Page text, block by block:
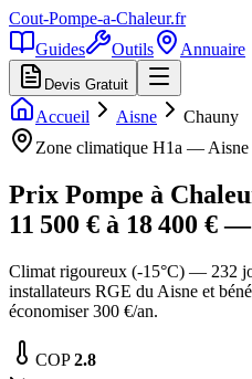
Cout-Pompe-a-Chaleur.fr
Guides
Outils Annuaire
Devis Gratuit
Accueil Aisne
Chauny
Zone climatique H1a — Aisne
Prix Pompe à
11 500 € à 18 400 € —
Climat rigoureux (-15°C) — 232
installateurs RGE du Aisne et
économiser 300 €/an.
COP2.8